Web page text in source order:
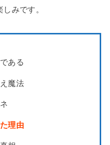
みです。
ある
魔法
理由